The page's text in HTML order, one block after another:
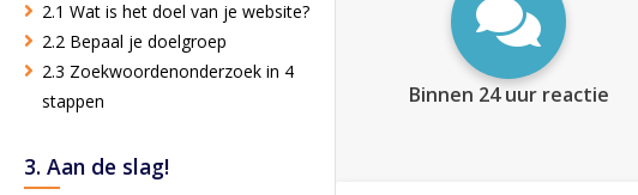
2.1 Wat is het doel van je website?
2.2 Bepaal je doelgroep
2.3 Zoekwoordenonderzoek in 4
stappen
3. Aan de slag!
Binnen 24 uur reactie